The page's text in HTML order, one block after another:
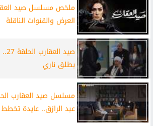
العرض والقنوات الناقلة
بطلق ناري
عبد الرازق.. عايدة تخطط